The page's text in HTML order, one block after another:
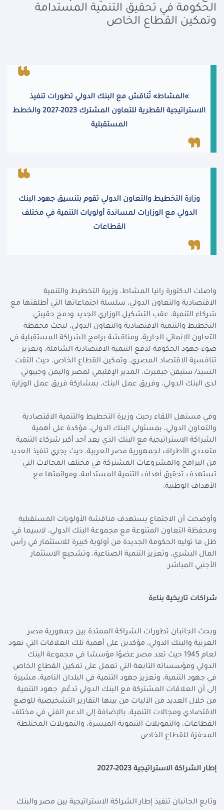
الحكومة في تحقيق التنمية المستدامة
وتمكين القطاع الخاص
«المشاط» تُناقش مع البنك الدولي تطورات تنفيذ
الاستراتيجية القطرية للتعاون المشترك 2023-2027 والخطط
المستقبلية
وزارة التخطيط والتعاون الدولي تقوم بتنسيق جهود البنك
الدولي مع الوزارات لمساندة أولويات التنمية في مختلف
القطاعات
واصلت الدكتورة رانيا المشاط، وزيرة التخطيط والتنمية
الاقتصادية والتعاون الدولي، سلسلة اجتماعاتها التي أطلقتها مع
شركاء التنمية، عقب التشكيل الوزاري الجديد ودمج حقيبتي
التخطيط والتنمية الاقتصادية والتعاون الدولي، لبحث محفظة
التعاون الإنمائي الجارية، ومناقشة برامج الشراكة المستقبلية في
ضوء جهود الحكومة لدفع التنمية الاقتصادية الشاملة، وتعزيز
تنافسية الاقتصاد المصري، وتمكين القطاع الخاص، حيث التقت
السيد/ ستيفن جيمبرت، المدير الإقليمي لمصر واليمن وجيبوتي
لدى البنك الدولي، وفريق عمل البنك، بمشاركة فريق عمل الوزارة.
وفي مستهل اللقاء رحبت وزيرة التخطيط والتنمية الاقتصادية
والتعاون الدولي، بمسئولي البنك الدولي، مؤكدة على أهمية
الشراكة الاستراتيجية مع البنك الذي يعد أحد أكبر شركاء التنمية
متعددي الأطراف لجمهورية مصر العربية، حيث يجري تنفيذ العديد
من البرامج والمشروعات المشتركة في مختلف المجالات التي
تستهدف تحقيق أهداف التنمية المستدامة، وموائمتها مع
الأهداف الوطنية.
وأوضحت أن الاجتماع يستهدف مناقشة الأولويات المستقبلية
ومحفظة التعاون المتنوعة مع مجموعة البنك الدولي، لاسيما في
ظل ما توليه الحكومة الجديدة من أولوية كبيرة للاستثمار في رأس
المال البشري، وتعزيز التنمية الصناعية، وتشجيع الاستثمار
الأجنبي المباشر.
شراكات تاريخية بناءة
وبحث الجانبان تطورات الشراكة الممتدة بين جمهورية مصر
العربية والبنك الدولي، مؤكدين على أهمية تلك العلاقات التي تعود
لعام 1945 حيث تعد مصر عضوًا مؤسسًا في مجموعة البنك
الدولي ومؤسساته التابعة التي تعمل على تمكين القطاع الخاص
في جهود التنمية، وتعزيز جهود التنمية في البلدان النامية، مشيرة
إلى أن العلاقات المشتركة مع البنك الدولي تدعُم جهود التنمية
من خلال العديد من الآليات من بينها التقارير التشخيصية للوضع
الاقتصادي ومجالات التنمية، بالإضافة إلى الدعم الفني في مختلف
القطاعات، والتمويلات التنموية الميسرة، والتمويلات المختلطة
المحفزة للقطاع الخاص
إطار الشراكة الاستراتيجية 2023-2027
وتابع الجانبان تنفيذ إطار الشراكة الاستراتيجية بين مصر والبنك